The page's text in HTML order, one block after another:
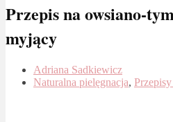
Przepis na owsiano-
myjący
Adriana Sadkiewicz
Naturalna pielęgnacja,